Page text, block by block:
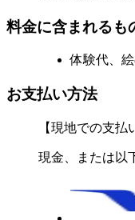
料金に含まれるも
体験代、
お支払い方法
【現地での支払
現金、または以